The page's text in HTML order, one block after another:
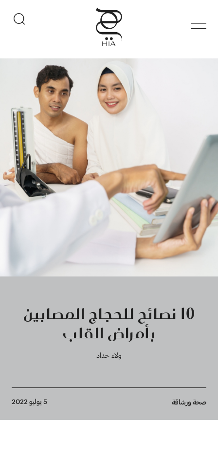
10 نصائح للحجاج المصابين
بأمراض القلب
ولاء حداد
Breadcrumb
صحة ورشاقة 5 يوليو 2022